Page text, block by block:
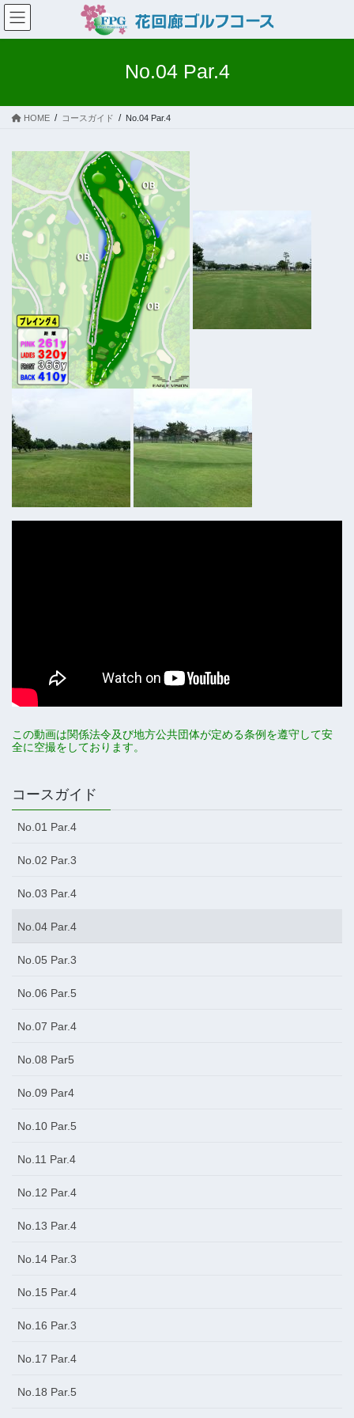
コ
ン
テ
ス
ナ
ビ
ゲ
ン
No.04 Par.4
HOME コースガイド No.04 Par.4
この動画は関係法令及び地方公共団体が定める条例を遵守して安
全に空撮をしております。
コースガイド
No.01 Par.4
No.02 Par.3
No.03 Par.4
No.04 Par.4
No.05 Par.3
No.06 Par.5
No.07 Par.4
No.08 Par5
No.09 Par4
No.10 Par.5
No.11 Par.4
No.12 Par.4
No.13 Par.4
No.14 Par.3
No.15 Par.4
No.16 Par.3
No.17 Par.4
No.18 Par.5